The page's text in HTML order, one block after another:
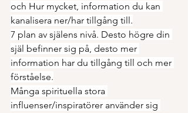
och Hur mycket, information du kan
kanalisera ner/har tillgång till.
7 plan av själens nivå. Desto högre din
själ befinner sig på, desto mer
information har du tillgång till och mer
förståelse.
Många spirituella stora
influenser/inspiratörer använder sig